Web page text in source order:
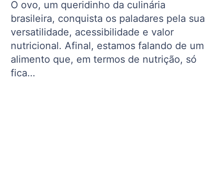
O ovo, um queridinho da culinária
brasileira, conquista os paladares pela sua
versatilidade, acessibilidade e valor
nutricional. Afinal, estamos falando de um
alimento que, em termos de nutrição, só
fica…